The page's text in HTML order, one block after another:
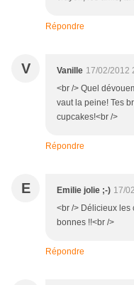
Répondre
V Vanille 17/02/2012
<br /> Quel
vaut la peine! Tes
cupcakes!<br />
Répondre
E Emilie jolie ;-) 17/
<br /> Délicieux les
bonnes !!<br />
Répondre